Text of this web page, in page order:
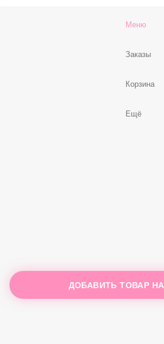
ДОБАВИТЬ ТОВАР НА
Меню
Заказы
Корзина
Ещё